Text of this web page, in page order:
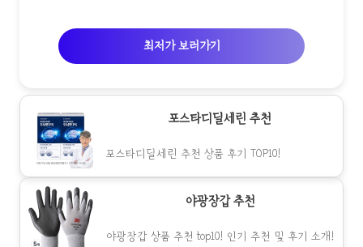
최저가 보러가기
포스타디딜세린 추천
포스타디딜세린 추천 상품 후기 TOP10!
야광장갑 추천
야광장갑 상품 추천 top10! 인기 추천 및 후기 소개!